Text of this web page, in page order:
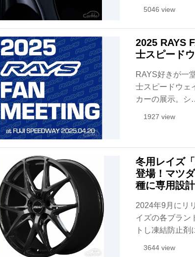
5046 view
2025 RAYS
士スピード
RAYS好きが一
士スピードウェ
カーの展示。シ
1927 view
冬用レイズ
登場！マツ
種に専用設計
2024年9月にリ
イズの各ブラン
トし凍結防止
3644 view